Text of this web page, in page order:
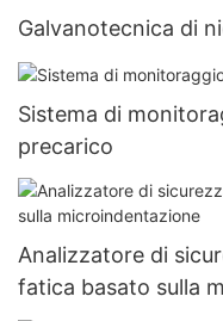
Galvanotecnica di
Sistema di
precarico
Analizzatore di
fatica basato sulla